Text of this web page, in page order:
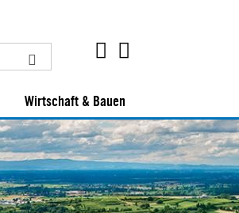
Wirtschaft & Bauen